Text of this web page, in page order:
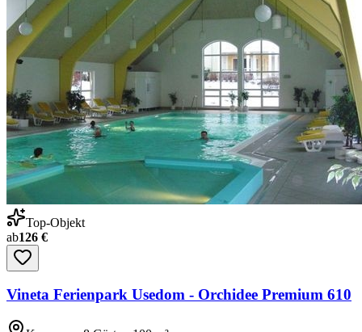
Top-Objekt
ab126 €
Vineta Ferienpark Usedom - Orchidee Premium 610